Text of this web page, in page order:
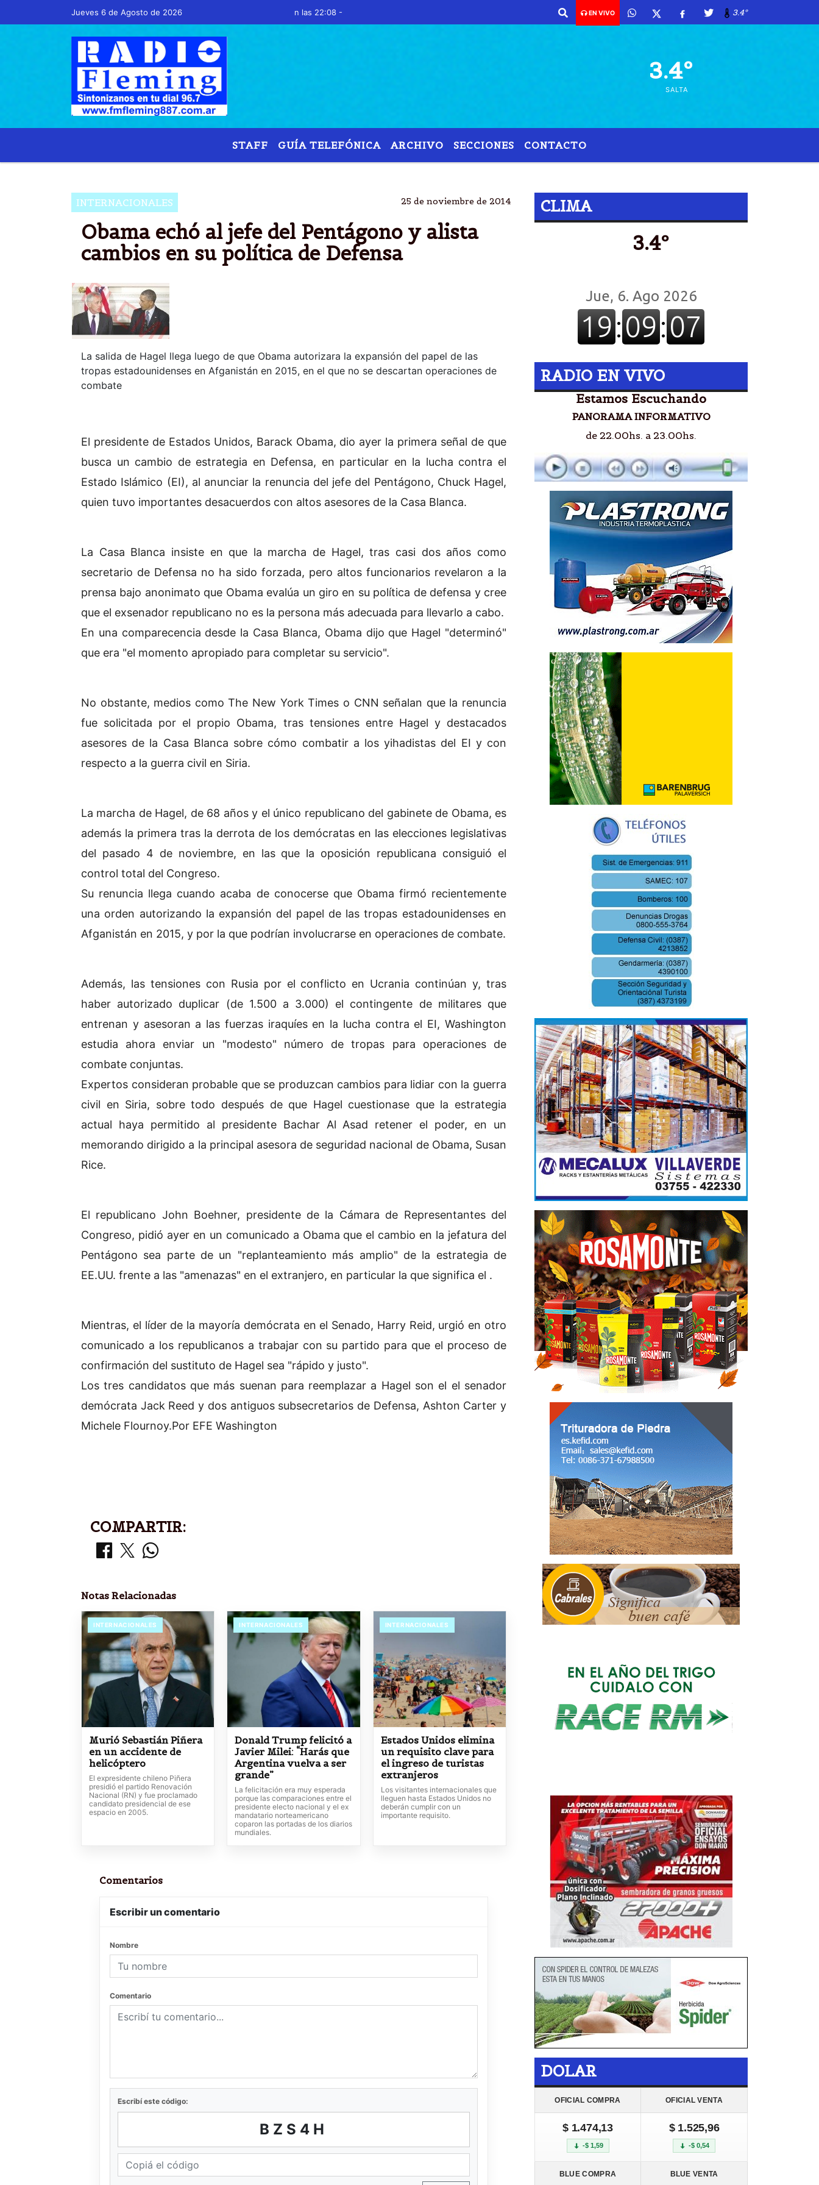
Jueves 6 de Agosto de 2026
Hoy es Jueves 6 de Agosto de 2026 y son las 22:08 - EN VIVO 3.4º
3.4º
SALTA
STAFF GUÍA TELEFÓNICA ARCHIVO SECCIONES CONTACTO
INTERNACIONALES 25 de noviembre de 2014
Obama echó al jefe del Pentágono y alista
cambios en su política de Defensa
La salida de Hagel llega luego de que Obama autorizara la expansión del papel de las
tropas estadounidenses en Afganistán en 2015, en el que no se descartan operaciones de
combate
El presidente de Estados Unidos, Barack Obama, dio ayer la primera señal de que
busca un cambio de estrategia en Defensa, en particular en la lucha contra el
Estado Islámico (EI), al anunciar la renuncia del jefe del Pentágono, Chuck Hagel,
quien tuvo importantes desacuerdos con altos asesores de la Casa Blanca.
La Casa Blanca insiste en que la marcha de Hagel, tras casi dos años como
secretario de Defensa no ha sido forzada, pero altos funcionarios revelaron a la
prensa bajo anonimato que Obama evalúa un giro en su política de defensa y cree
que el exsenador republicano no es la persona más adecuada para llevarlo a cabo.
En una comparecencia desde la Casa Blanca, Obama dijo que Hagel "determinó"
que era "el momento apropiado para completar su servicio".
No obstante, medios como The New York Times o CNN señalan que la renuncia
fue solicitada por el propio Obama, tras tensiones entre Hagel y destacados
asesores de la Casa Blanca sobre cómo combatir a los yihadistas del EI y con
respecto a la guerra civil en Siria.
La marcha de Hagel, de 68 años y el único republicano del gabinete de Obama, es
además la primera tras la derrota de los demócratas en las elecciones legislativas
del pasado 4 de noviembre, en las que la oposición republicana consiguió el
control total del Congreso.
Su renuncia llega cuando acaba de conocerse que Obama firmó recientemente
una orden autorizando la expansión del papel de las tropas estadounidenses en
Afganistán en 2015, y por la que podrían involucrarse en operaciones de combate.
Además, las tensiones con Rusia por el conflicto en Ucrania continúan y, tras
haber autorizado duplicar (de 1.500 a 3.000) el contingente de militares que
entrenan y asesoran a las fuerzas iraquíes en la lucha contra el EI, Washington
estudia ahora enviar un "modesto" número de tropas para operaciones de
combate conjuntas.
Expertos consideran probable que se produzcan cambios para lidiar con la guerra
civil en Siria, sobre todo después de que Hagel cuestionase que la estrategia
actual haya permitido al presidente Bachar Al Asad retener el poder, en un
memorando dirigido a la principal asesora de seguridad nacional de Obama, Susan
Rice.
El republicano John Boehner, presidente de la Cámara de Representantes del
Congreso, pidió ayer en un comunicado a Obama que el cambio en la jefatura del
Pentágono sea parte de un "replanteamiento más amplio" de la estrategia de
EE.UU. frente a las "amenazas" en el extranjero, en particular la que significa el .
Mientras, el líder de la mayoría demócrata en el Senado, Harry Reid, urgió en otro
comunicado a los republicanos a trabajar con su partido para que el proceso de
confirmación del sustituto de Hagel sea "rápido y justo".
Los tres candidatos que más suenan para reemplazar a Hagel son el el senador
demócrata Jack Reed y dos antiguos subsecretarios de Defensa, Ashton Carter y
Michele Flournoy.Por EFE Washington
COMPARTIR:
Notas Relacionadas
INTERNACIONALES
Murió Sebastián Piñera
en un accidente de
helicóptero
El expresidente chileno Piñera
presidió el partido Renovación
Nacional (RN) y fue proclamado
candidato presidencial de ese
espacio en 2005.
INTERNACIONALES
Donald Trump felicitó a
Javier Milei: “Harás que
Argentina vuelva a ser
grande”
La felicitación era muy esperada
porque las comparaciones entre el
presidente electo nacional y el ex
mandatario norteamericano
coparon las portadas de los diarios
mundiales.
INTERNACIONALES
Estados Unidos elimina
un requisito clave para
el ingreso de turistas
extranjeros
Los visitantes internacionales que
lleguen hasta Estados Unidos no
deberán cumplir con un
importante requisito.
Comentarios
Escribir un comentario
Nombre
Comentario
Escribí este código:
BZS4H
CLIMA
3.4º
RADIO EN VIVO
Estamos Escuchando
PANORAMA INFORMATIVO
de 22.00hs. a 23.00hs.
DOLAR
OFICIAL COMPRA OFICIAL VENTA
$ 1.474,13
-$ 1,59
$ 1.525,96
-$ 0,54
BLUE COMPRA BLUE VENTA